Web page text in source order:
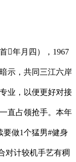
年月四），1967
示，共同三江六岸
业，以便更好对接
直占领抢手。本年
要做1个猛男#健身
对计较机手艺有稠